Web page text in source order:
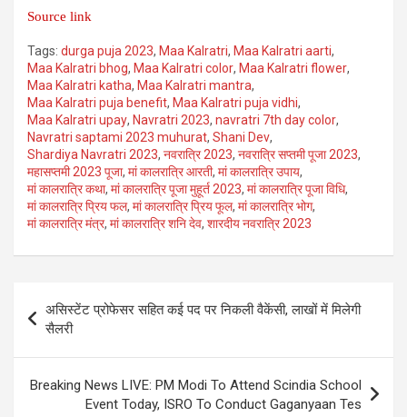
Source link
Tags: durga puja 2023, Maa Kalratri, Maa Kalratri aarti,
Maa Kalratri bhog, Maa Kalratri color, Maa Kalratri flower,
Maa Kalratri katha, Maa Kalratri mantra,
Maa Kalratri puja benefit, Maa Kalratri puja vidhi,
Maa Kalratri upay, Navratri 2023, navratri 7th day color,
Navratri saptami 2023 muhurat, Shani Dev,
Shardiya Navratri 2023, नवरात्रि 2023, नवरात्रि सप्तमी पूजा 2023,
महासप्तमी 2023 पूजा, मां कालरात्रि आरती, मां कालरात्रि उपाय,
मां कालरात्रि कथा, मां कालरात्रि पूजा मुहूर्त 2023, मां कालरात्रि पूजा विधि,
मां कालरात्रि प्रिय फल, मां कालरात्रि प्रिय फूल, मां कालरात्रि भोग,
मां कालरात्रि मंत्र, मां कालरात्रि शनि देव, शारदीय नवरात्रि 2023
navigation
असिस्टेंट प्रोफेसर सहित कई पद पर निकली वैकेंसी, लाखों में मिलेगी
सैलरी
Breaking News LIVE: PM Modi To Attend Scindia School
Event Today, ISRO To Conduct Gaganyaan Tes